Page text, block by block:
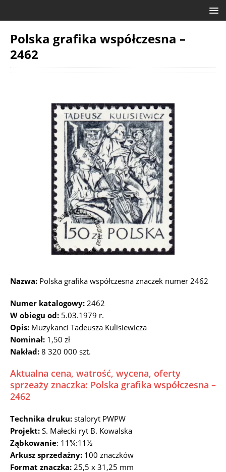
Polska grafika współczesna –
2462
Nazwa: Polska grafika współczesna znaczek numer 2462
Numer katalogowy: 2462
W obiegu od: 5.03.1979 r.
Opis: Muzykanci Tadeusza Kulisiewicza
Nominał: 1,50 zł
Nakład: 8 320 000 szt.
Aktualna cena, watrość, wycena, oferty
sprzeaży znaczka: Polska grafika współczesna –
2462
Technika druku: staloryt PWPW
Projekt: S. Małecki ryt B. Kowalska
Ząbkowanie: 11¾:11½
Arkusz sprzedażny: 100 znaczków
Format znaczka: 25,5 x 31,25 mm